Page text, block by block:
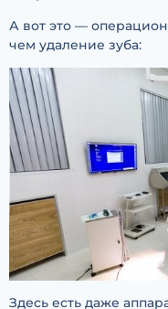
А вот это —
чем удаление зуба:
Здесь есть даже